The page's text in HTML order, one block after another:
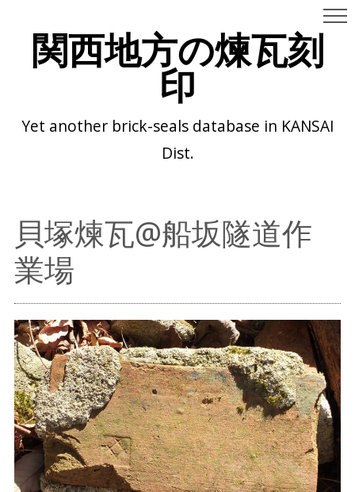
関西地方の煉瓦刻
印
Yet another brick-seals database in KANSAI
Dist.
貝塚煉瓦@船坂隧道作
業場